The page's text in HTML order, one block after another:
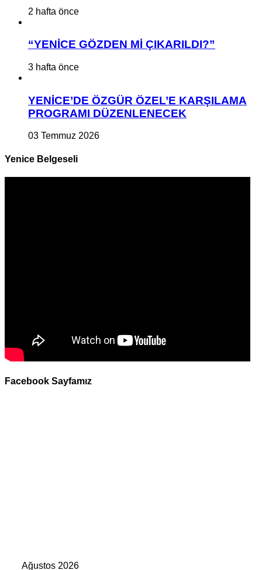
2 hafta önce
“YENİCE GÖZDEN Mİ ÇIKARILDI?”
3 hafta önce
YENİCE’DE ÖZGÜR ÖZEL’E KARŞILAMA
PROGRAMI DÜZENLENECEK
03 Temmuz 2026
Yenice Belgeseli
Facebook Sayfamız
Ağustos 2026